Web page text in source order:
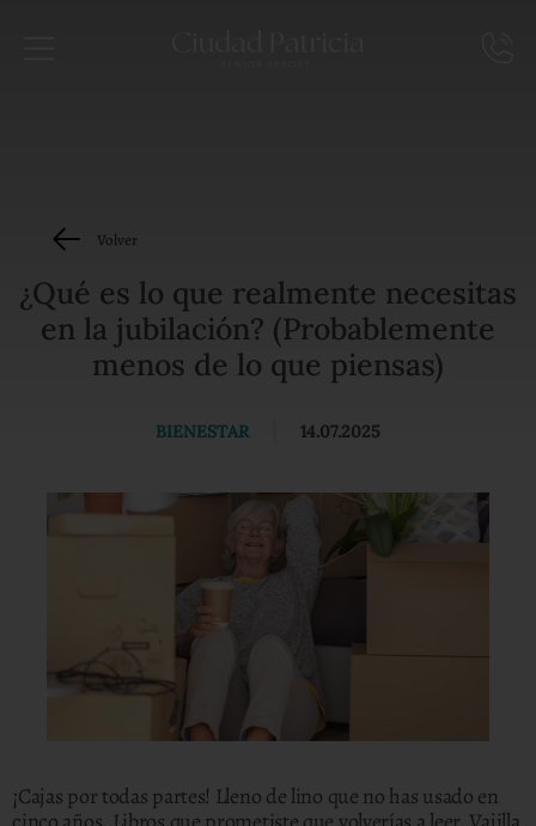
Volver
¿Qué es lo que realmente necesitas
en la jubilación? (Probablemente
menos de lo que piensas)
BIENESTAR 14.07.2025
¡Cajas por todas partes! Lleno de lino que no has usado en